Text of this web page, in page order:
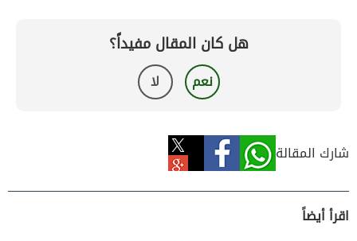
هل كان المقال مفيداً؟
نعم لا
شارك المقالة
اقرأ أيضاً